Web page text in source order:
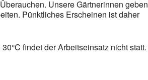
Unsere Gärtnerinnen geben
Pünktliches Erscheinen ist daher
findet der Arbeitseinsatz nicht statt.